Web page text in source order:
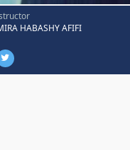
HABASHY AFIFI